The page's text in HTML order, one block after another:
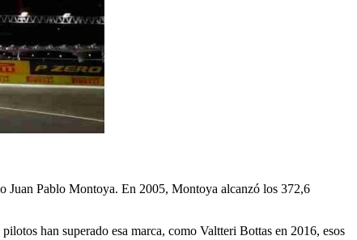
Juan Pablo Montoya. En 2005, Montoya alcanzó los 372,6
han superado esa marca, como Valtteri Bottas en 2016, esos